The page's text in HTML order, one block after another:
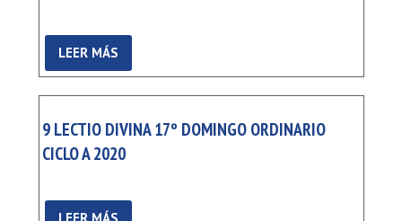
LEER MÁS
9 LECTIO DIVINA 17º DOMINGO ORDINARIO
CICLO A 2020
LEER MÁS